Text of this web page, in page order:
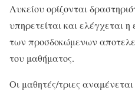
Λυκείου ορίζονται
υπηρετείται και ελέγχεται
των προσδοκώμενων
του μαθήματος.
Οι μαθητές/τριες